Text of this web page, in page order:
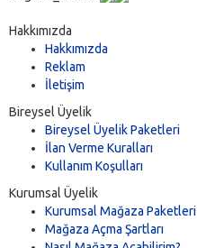
Hakkımızda
Hakkımızda
Reklam
İletişim
Bireysel Üyelik
Bireysel Üyelik Paketleri
İlan Verme Kuralları
Kullanım Koşulları
Kurumsal Üyelik
Kurumsal Mağaza Paketleri
Mağaza Açma Şartları